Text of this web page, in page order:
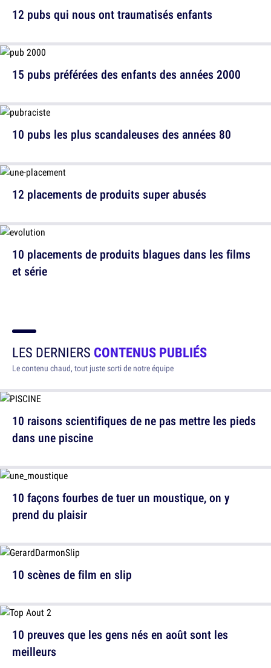
12 pubs qui nous ont traumatisés enfants
10 pubs les plus scandaleuses des années 80
10 placements de produits blagues dans les films
et série
15 pubs préférées des enfants des années 2000
12 placements de produits super abusés
LES DERNIERS CONTENUS PUBLIÉS
Le contenu chaud, tout juste sorti de notre équipe
10 raisons scientifiques de ne pas mettre les pieds
dans une piscine
10 scènes de film en slip
10 façons fourbes de tuer un moustique, on y
prend du plaisir
10 preuves que les gens nés en août sont les
meilleurs